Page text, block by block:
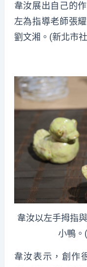
韋汝展出自己的
左為指導老師張
劉文湘。(新北市
韋汝以左手拇指
小鴨。
韋汝表示，創作